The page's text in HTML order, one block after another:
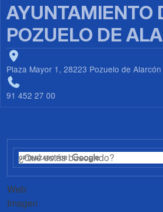
AYUNTAMIENTO
POZUELO DE
Plaza Mayor 1, 28223 Pozuelo de
91 452 27 00
Web
Imagen